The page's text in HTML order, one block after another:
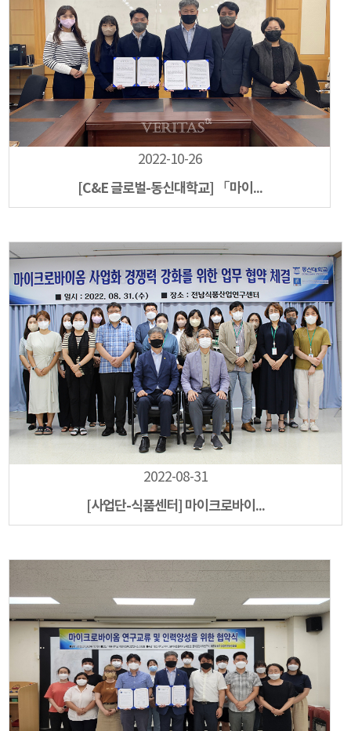
2022-10-26
[C&E 글로벌-동신대학교] 「마이...
2022-08-31
[사업단-식품센터] 마이크로바이...